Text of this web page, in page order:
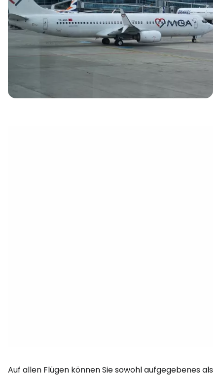
Auf allen Flügen können Sie sowohl aufgegebenes als